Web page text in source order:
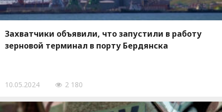
Захватчики объявили, что запустили в работу
зерновой терминал в порту Бердянска
10.05.2024 2 180